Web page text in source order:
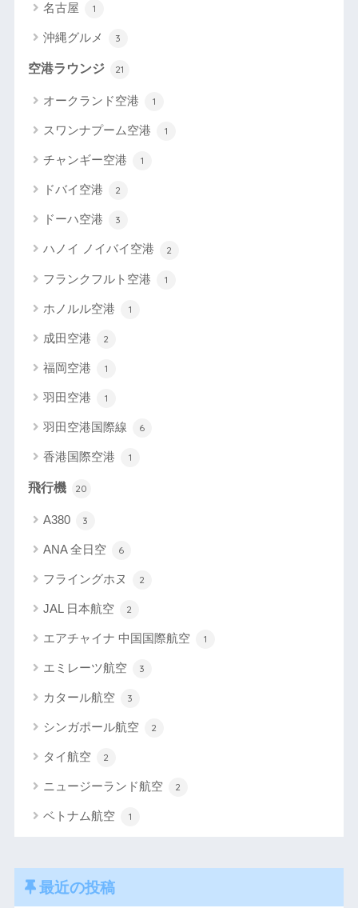
名古屋 1
沖縄グルメ 3
空港ラウンジ 21
オークランド空港 1
スワンナプーム空港 1
チャンギー空港 1
ドバイ空港 2
ドーハ空港 3
ハノイ ノイバイ空港 2
フランクフルト空港 1
ホノルル空港 1
成田空港 2
福岡空港 1
羽田空港 1
羽田空港国際線 6
香港国際空港 1
飛行機 20
A380 3
ANA 全日空 6
フライングホヌ 2
JAL 日本航空 2
エアチャイナ 中国国際航空 1
エミレーツ航空 3
カタール航空 3
シンガポール航空 2
タイ航空 2
ニュージーランド航空 2
ベトナム航空 1
最近の投稿